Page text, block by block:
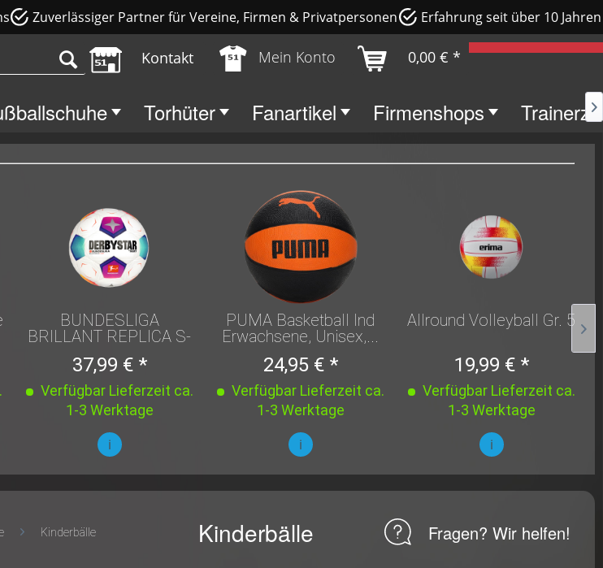
Zuverlässiger Partner für Vereine, Firmen & Privatpersonen Erfahrung seit über 10 Jahren
Kontakt Mein Konto 0,00 € *
Torhüter Fanartikel Firmenshops 
BUNDESLIGA
BRILLANT REPLICA S-
LIGHT V23 4
37,99 € *
Verfügbar Lieferzeit ca.
1-3 Werktage
i
PUMA Basketball Ind
Erwachsene, Unisex,...
24,95 € *
Verfügbar Lieferzeit ca.
1-3 Werktage
i
Allround Volleyball Gr. 5
19,99 € *
Verfügbar Lieferzeit ca.
1-3 Werktage
i
Kinderbälle Kinderbälle Fragen? Wir helfen!